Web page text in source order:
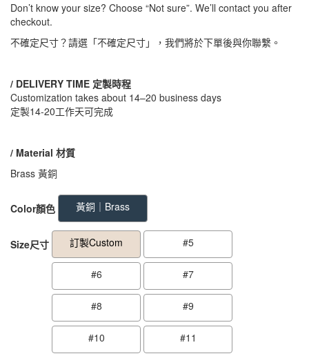
Don’t know your size? Choose “Not sure”. We’ll contact you after
checkout.
不確定尺寸？請選「不確定尺寸」，我們將於下單後與你聯繫。
/ DELIVERY TIME 定製時程
Customization takes about 14–20 business days
定製14-20工作天可完成
/ Material 材質
Brass 黃銅
GOODS000000000000000002547
Color顏色 黃銅｜Brass
Size尺寸 訂製Custom #5
#6 #7
#8 #9
#10 #11